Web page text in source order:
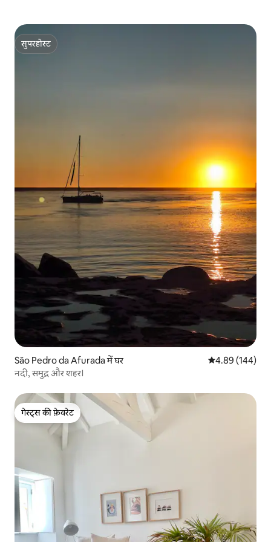
सुपरहोस्ट
सुपरहोस्ट
São Pedro da Afurada में घर औसत रेटिंग 5 में से
4.89 (144)
नदी, समुद्र और शहर।
गेस्ट्स की फ़ेवरेट
गेस्ट्स की फ़ेवरेट